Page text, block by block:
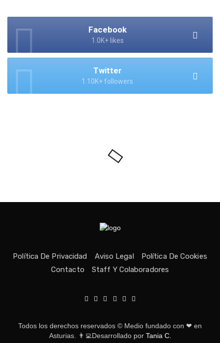
Facebook
1.0K+ likes
Twitter
1.10K+ followers
Política De Privacidad Aviso Legal
Política De Cookies
Contacto
Staff Y Colaboradores
Todos los derechos reservados © Medio fundado con ❤ en
Asturias. 👨‍💻Desarrollado por Tania C.